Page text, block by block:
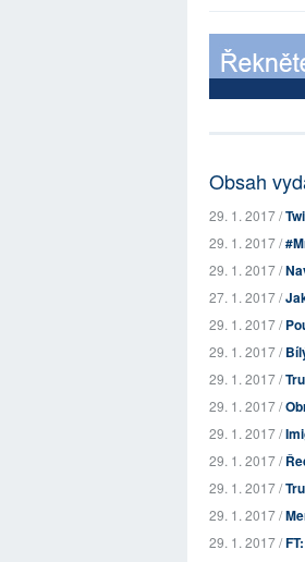
Obsah
29. 1. 2017 /
29. 1. 2017 /
29. 1. 2017 /
27. 1. 2017 /
29. 1. 2017 /
29. 1. 2017 /
29. 1. 2017 /
29. 1. 2017 /
29. 1. 2017 /
29. 1. 2017 /
29. 1. 2017 /
29. 1. 2017 /
29. 1. 2017 /